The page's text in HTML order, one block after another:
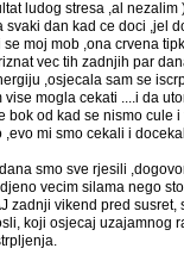
ludog stresa ,al nezalim
svaki dan kad ce doci ,jel
moj mob ,ona crvena
vec tih zadnjih par
,osjecala sam se
mogla cekati ....i da
bok od kad se nismo cule
mi smo cekali i
smo sve rjesili
vecim silama nego
zadnji vikend pred susret,
koji osjecaj uzajamnog